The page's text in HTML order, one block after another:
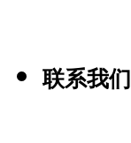
联系我们